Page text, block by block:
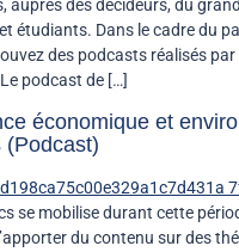
auprès des décideurs, du
étudiants. Dans le cadre du
des podcasts réalisés
podcast de […]
économique et
(Podcast)
se mobilise durant cette
du contenu sur des